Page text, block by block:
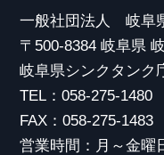
一般社団法人 岐阜
〒500-8384 岐阜県
岐阜県シンクタンク
TEL：058-275-1480
FAX：058-275-1483
営業時間：月～金曜